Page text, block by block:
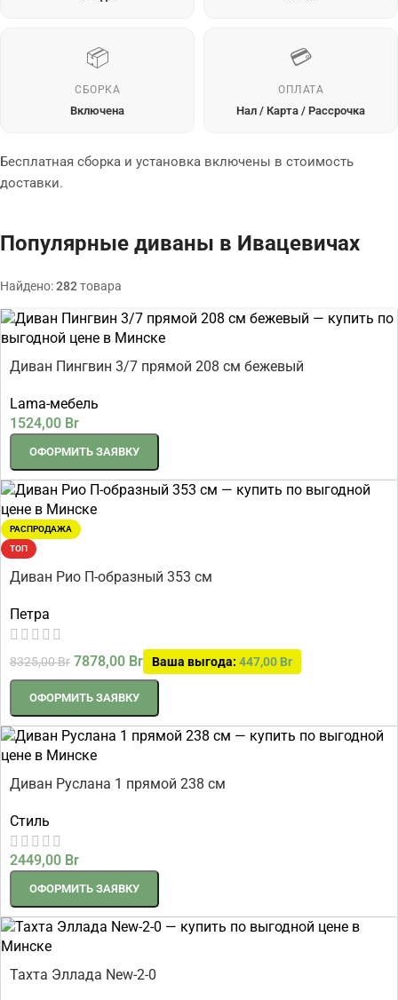
📦
СБОРКА
Включена
💳
ОПЛАТА
Нал / Карта / Рассрочка
Бесплатная сборка и установка включены в стоимость
доставки.
Популярные диваны в Ивацевичах
Найдено:282товара
Диван Пингвин 3/7 прямой 208 см бежевый
Lama-мебель
1524,00 Br
ОФОРМИТЬ ЗАЯВКУ
РАСПРОДАЖА
ТОП
Диван Рио П-образный 353 см
Петра
8325,00Br 7878,00 Br Ваша выгода: 447,00 Br
ОФОРМИТЬ ЗАЯВКУ
Диван Руслана 1 прямой 238 см
Стиль
2449,00 Br
ОФОРМИТЬ ЗАЯВКУ
Тахта Эллада New-2-0